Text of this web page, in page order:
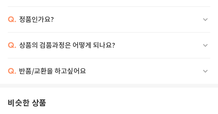
Q. 정품인가요?
Q. 상품의 검품과정은 어떻게 되나요?
Q. 반품/교환을 하고싶어요
비슷한 상품